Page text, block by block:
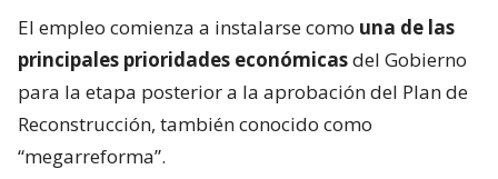
El empleo comienza a instalarse como una de las
principales prioridades económicasdel Gobierno
para la etapa posterior a la aprobación del Plan de
Reconstrucción, también conocido como
“megarreforma”.